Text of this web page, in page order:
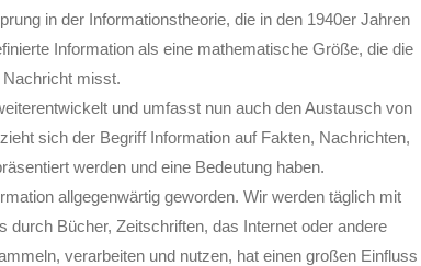
in der Informationstheorie, die in den 1940er Jahren
Information als eine mathematische Größe, die die
misst.
und umfasst nun auch den Austausch von
sich der Begriff Information auf Fakten, Nachrichten,
werden und eine Bedeutung haben.
allgegenwärtig geworden. Wir werden täglich mit
Bücher, Zeitschriften, das Internet oder andere
verarbeiten und nutzen, hat einen großen Einfluss